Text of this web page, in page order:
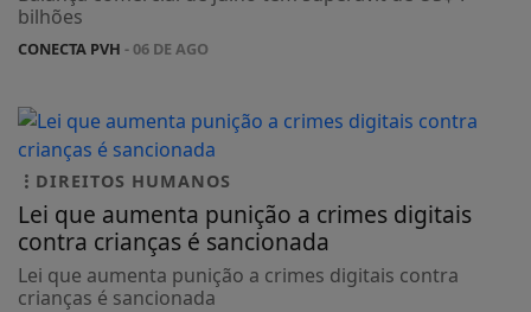
bilhões
CONECTA PVH - 06 DE AGO
DIREITOS HUMANOS
Lei que aumenta punição a crimes digitais
contra crianças é sancionada
Lei que aumenta punição a crimes digitais contra
crianças é sancionada